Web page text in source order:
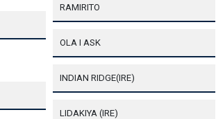
RAMIRITO
OLA I ASK
INDIAN RIDGE(IRE)
LIDAKIYA (IRE)